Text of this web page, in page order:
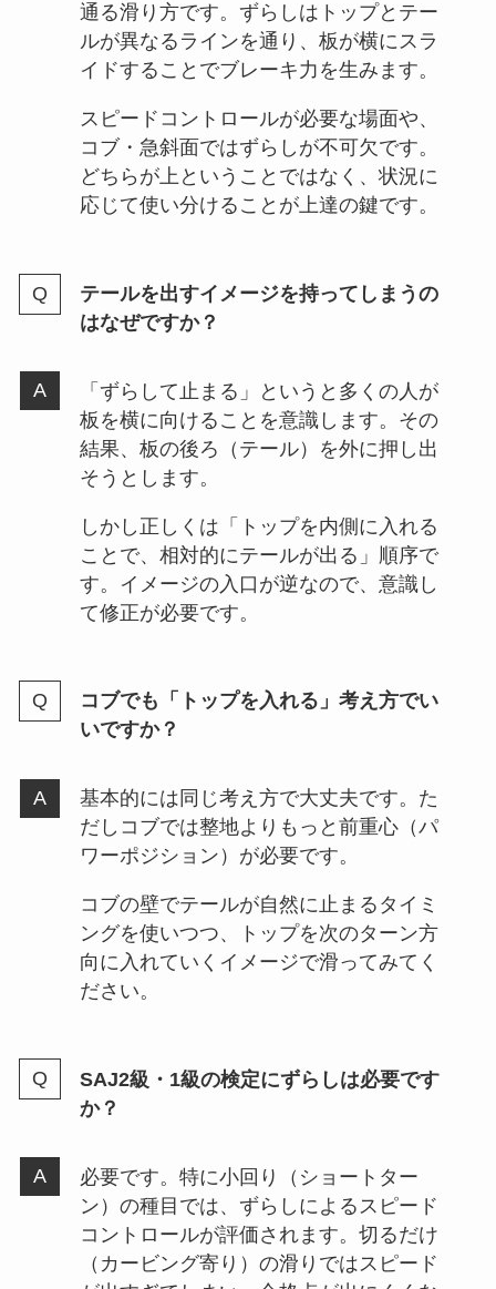
通る滑り方です。ずらしはトップとテー
ルが異なるラインを通り、板が横にスラ
イドすることでブレーキ力を生みます。
スピードコントロールが必要な場面や、
コブ・急斜面ではずらしが不可欠です。
どちらが上ということではなく、状況に
応じて使い分けることが上達の鍵です。
テールを出すイメージを持ってしまうの
はなぜですか？
「ずらして止まる」というと多くの人が
板を横に向けることを意識します。その
結果、板の後ろ（テール）を外に押し出
そうとします。
しかし正しくは「トップを内側に入れる
ことで、相対的にテールが出る」順序で
す。イメージの入口が逆なので、意識し
て修正が必要です。
コブでも「トップを入れる」考え方でい
いですか？
基本的には同じ考え方で大丈夫です。た
だしコブでは整地よりもっと前重心（パ
ワーポジション）が必要です。
コブの壁でテールが自然に止まるタイミ
ングを使いつつ、トップを次のターン方
向に入れていくイメージで滑ってみてく
ださい。
SAJ2級・1級の検定にずらしは必要です
か？
必要です。特に小回り（ショートター
ン）の種目では、ずらしによるスピード
コントロールが評価されます。切るだけ
（カービング寄り）の滑りではスピード